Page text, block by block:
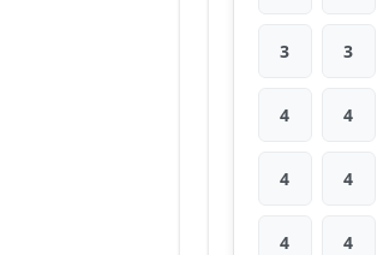
3 3
4 4
4 4
4 4